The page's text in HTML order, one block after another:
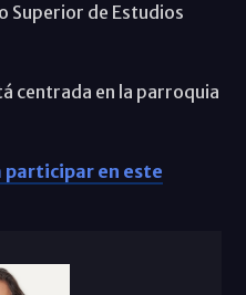
Superior de Estudios
centrada en la parroquia
participar en este